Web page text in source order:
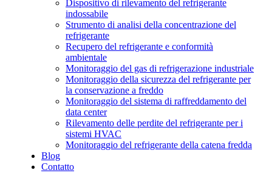
Dispositivo di rilevamento del refrigerante
indossabile
Strumento di analisi della concentrazione del
refrigerante
Recupero del refrigerante e conformità
ambientale
Monitoraggio del gas di refrigerazione industriale
Monitoraggio della sicurezza del refrigerante per
la conservazione a freddo
Monitoraggio del sistema di raffreddamento del
data center
Rilevamento delle perdite del refrigerante per i
sistemi HVAC
Monitoraggio del refrigerante della catena fredda
Blog
Contatto